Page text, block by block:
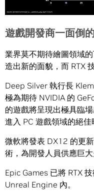
遊戲開發商一面倒
業界莫不期待繪圖領域
造出新的面貌，而 RTX
Deep Silver 執行長
極為期待 NVIDIA 的
的遊戲將呈現出極具臨
進入 PC 遊戲領域的絕佳
微軟將發表 DX12 的更
術，為開發人員供應巨大
Epic Games 已將 RTX
Unreal Engine 內。